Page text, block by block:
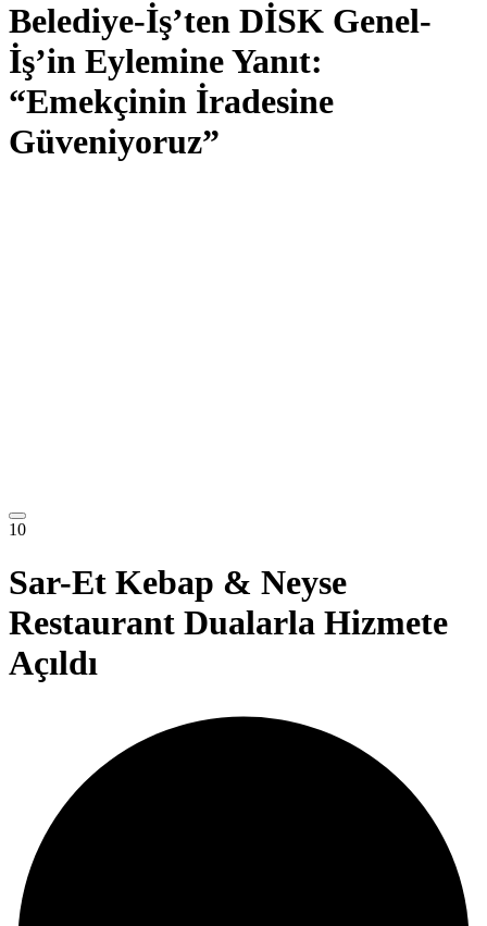
Belediye-İş’ten DİSK Genel-
İş’in Eylemine Yanıt:
“Emekçinin İradesine
Güveniyoruz”
10
Sar-Et Kebap & Neyse
Restaurant Dualarla Hizmete
Açıldı